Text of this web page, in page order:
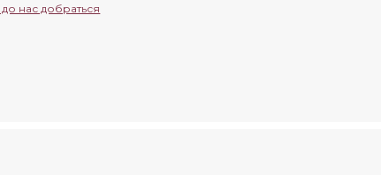
до нас добраться